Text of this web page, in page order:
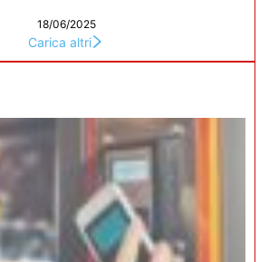
18/06/2025
Carica altri